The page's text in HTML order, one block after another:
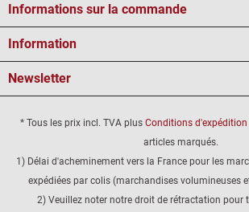
Informations sur la commande
Information
Newsletter
* Tous les prix incl. TVA plus Conditions d'expédition
articles marqués.
1) Délai d'acheminement vers la France pour les
expédiées par colis (marchandises volumineuses
2) Veuillez noter notre droit de rétractation pour